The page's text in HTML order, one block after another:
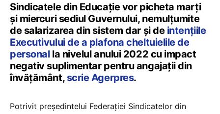
Sindicatele din Educaţie vor picheta marţi
şi miercuri sediul Guvernului, nemulţumite
de salarizarea din sistem dar şi de intenţiile
Executivului de a plafona cheltuielile de
personalla nivelul anului 2022 cu impact
negativ suplimentar pentru angajaţii din
învăţământ, scrie Agerpres.
Potrivit preşedintelui Federaţiei Sindicatelor din